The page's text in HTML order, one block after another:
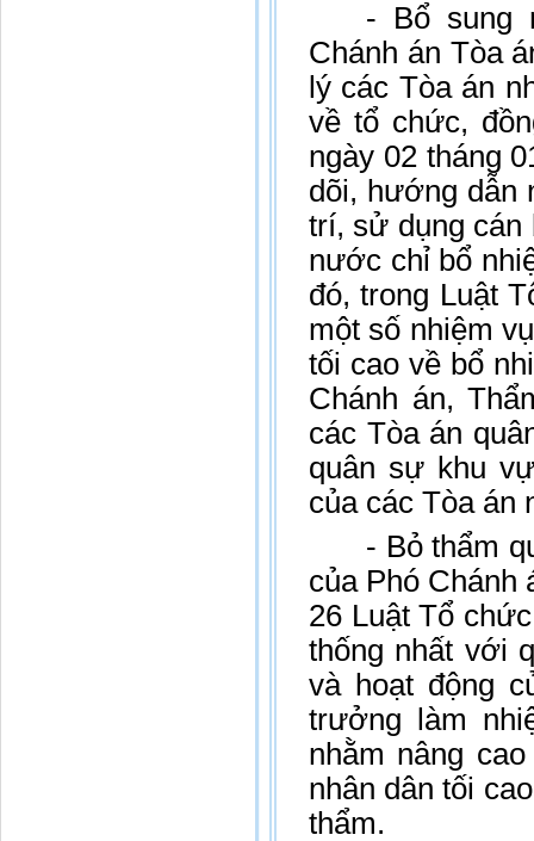
- Bổ sung
Chánh án Tòa
lý các Tòa án
về tổ chức,
ngày 02 tháng
dõi, hướng dẫn
trí, sử dụng cán
nước chỉ bổ
đó, trong Luật
một số nhiệm
tối cao về bổ
Chánh án,
các Tòa án
quân sự khu
của các Tòa án
- Bỏ thẩm
của Phó Chánh
26 Luật Tổ
thống nhất với
và hoạt động
trưởng làm
nhằm nâng
nhân dân tối
thẩm.